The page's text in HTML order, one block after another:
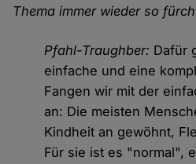
Thema immer wieder so
Pfahl-Traughber: Dafür
einfache und eine
Fangen wir mit der
an: Die meisten
Kindheit an gewöhnt,
Für sie ist es "normal",